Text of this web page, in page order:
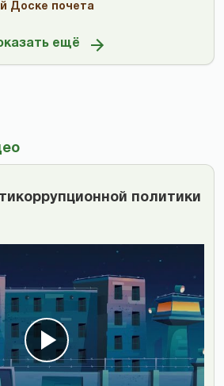
Доске почета
ещё
политики